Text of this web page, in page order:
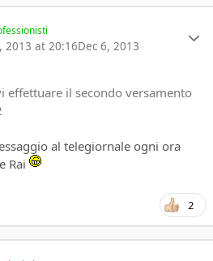
2013 at 20:16Dec 6, 2013
effettuare il secondo versamento
al telegiornale ogni ora
Rai
2